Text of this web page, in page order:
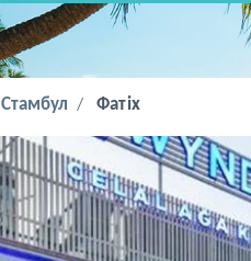
Стамбул Фатіх